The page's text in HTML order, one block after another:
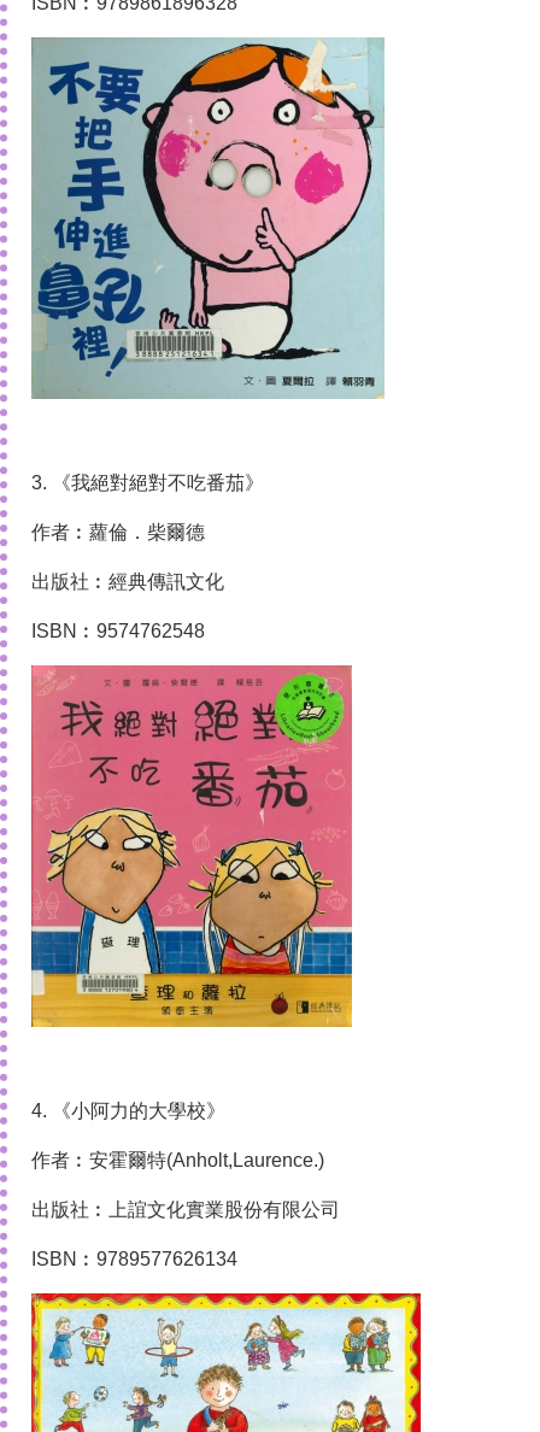
3. 《我絕對絕對不吃番茄》
作者︰蘿倫．柴爾德
出版社︰經典傳訊文化
ISBN︰9574762548
4. 《小阿力的大學校》
作者︰安霍爾特(Anholt,Laurence.)
出版社︰上誼文化實業股份有限公司
ISBN︰9789577626134